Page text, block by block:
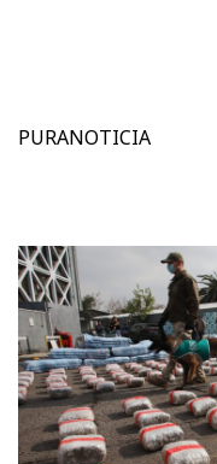
PURANOTICIA